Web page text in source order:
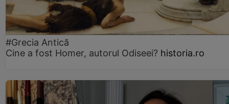
#Grecia Antică
Cine a fost Homer, autorul Odiseei? historia.ro